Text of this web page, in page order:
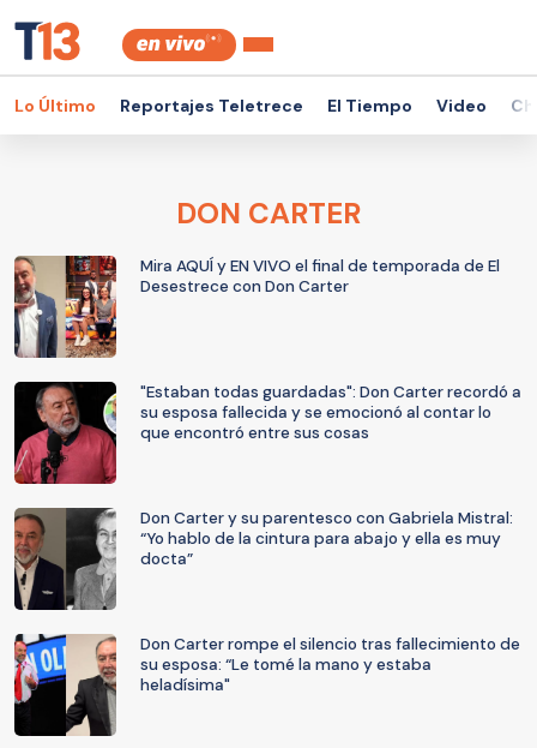
Lo Último Reportajes Teletrece El Tiempo Video
DON CARTER
Mira AQUÍ y EN VIVO el final de temporada de El
Desestrece con Don Carter
"Estaban todas guardadas": Don Carter recordó a
su esposa fallecida y se emocionó al contar lo
que encontró entre sus cosas
Don Carter y su parentesco con Gabriela Mistral:
“Yo hablo de la cintura para abajo y ella es muy
docta”
Don Carter rompe el silencio tras fallecimiento de
su esposa: “Le tomé la mano y estaba
heladísima"